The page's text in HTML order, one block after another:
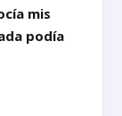
mis
podía